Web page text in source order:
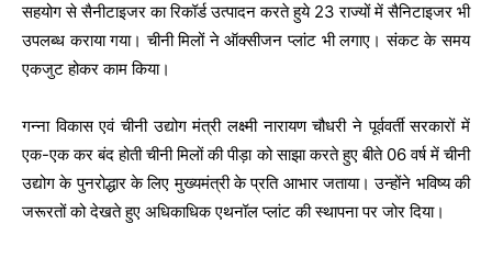
सहयोग से सैनीटाइजर का रिकॉर्ड उत्पादन करते हुये 23 राज्यों में सैनिटाइजर भी
उपलब्ध कराया गया। चीनी मिलों ने ऑक्सीजन प्लांट भी लगाए। संकट के समय
एकजुट होकर काम किया।
गन्ना विकास एवं चीनी उद्योग मंत्री लक्ष्मी नारायण चौधरी ने पूर्ववर्ती सरकारों में
एक-एक कर बंद होती चीनी मिलों की पीड़ा को साझा करते हुए बीते 06 वर्ष में चीनी
उद्योग के पुनरोद्धार के लिए मुख्यमंत्री के प्रति आभार जताया। उन्होंने भविष्य की
जरूरतों को देखते हुए अधिकाधिक एथनॉल प्लांट की स्थापना पर जोर दिया।